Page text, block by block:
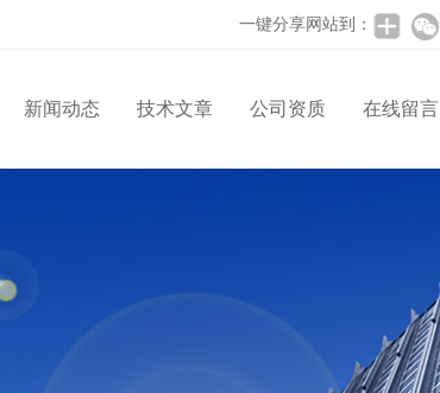
一键分享网站到：
新闻动态 技术文章 公司资质 在线留言